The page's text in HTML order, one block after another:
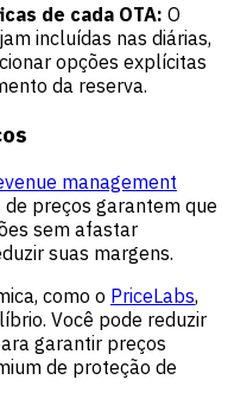
de cada OTA: O
incluídas nas diárias,
opções explícitas
da reserva.
management
preços garantem que
sem afastar
suas margens.
como o PriceLabs,
Você pode reduzir
garantir preços
de proteção de